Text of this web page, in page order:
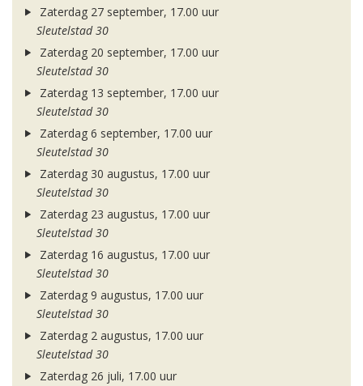
Zaterdag 27 september, 17.00 uur
Sleutelstad 30
Zaterdag 20 september, 17.00 uur
Sleutelstad 30
Zaterdag 13 september, 17.00 uur
Sleutelstad 30
Zaterdag 6 september, 17.00 uur
Sleutelstad 30
Zaterdag 30 augustus, 17.00 uur
Sleutelstad 30
Zaterdag 23 augustus, 17.00 uur
Sleutelstad 30
Zaterdag 16 augustus, 17.00 uur
Sleutelstad 30
Zaterdag 9 augustus, 17.00 uur
Sleutelstad 30
Zaterdag 2 augustus, 17.00 uur
Sleutelstad 30
Zaterdag 26 juli, 17.00 uur